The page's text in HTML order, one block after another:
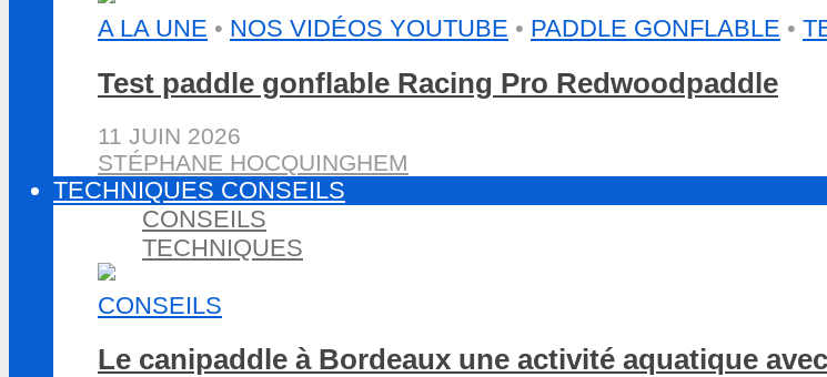
A LA UNE • NOS VIDÉOS YOUTUBE • PADDLE GONFLABLE •
Test paddle gonflable Racing Pro Redwoodpaddle
11 JUIN 2026
STÉPHANE HOCQUINGHEM
TECHNIQUES CONSEILS
CONSEILS
TECHNIQUES
CONSEILS
Le canipaddle à Bordeaux une activité aquatique